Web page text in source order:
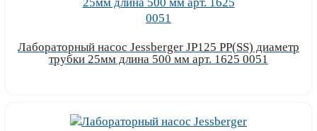
Лабораторный насос Jessberger JP125 PP(SS) диаметр
трубки 25мм длина 500 мм арт. 1625 0051